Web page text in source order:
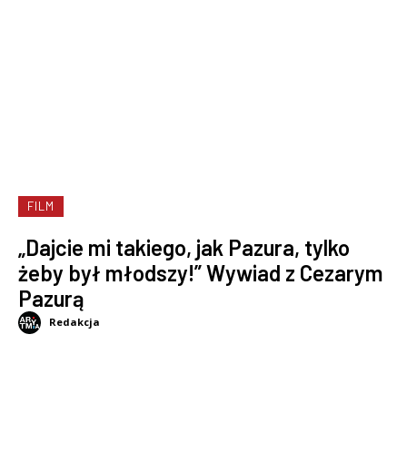
FILM
„Dajcie mi takiego, jak Pazura, tylko
żeby był młodszy!” Wywiad z Cezarym
Pazurą
Redakcja